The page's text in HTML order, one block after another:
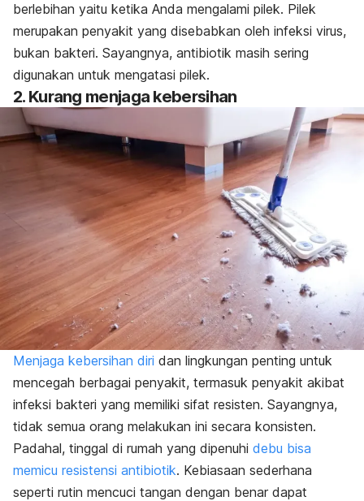
berlebihan yaitu ketika Anda mengalami pilek. Pilek
merupakan penyakit yang disebabkan oleh infeksi virus,
bukan bakteri. Sayangnya, antibiotik masih sering
digunakan untuk mengatasi pilek.
2. Kurang menjaga kebersihan
Menjaga kebersihan diri dan lingkungan penting untuk
mencegah berbagai penyakit, termasuk penyakit akibat
infeksi bakteri yang memiliki sifat resisten. Sayangnya,
tidak semua orang melakukan ini secara konsisten.
Padahal, tinggal di rumah yang dipenuhi debu bisa
memicu resistensi antibiotik. Kebiasaan sederhana
seperti rutin mencuci tangan dengan benar dapat